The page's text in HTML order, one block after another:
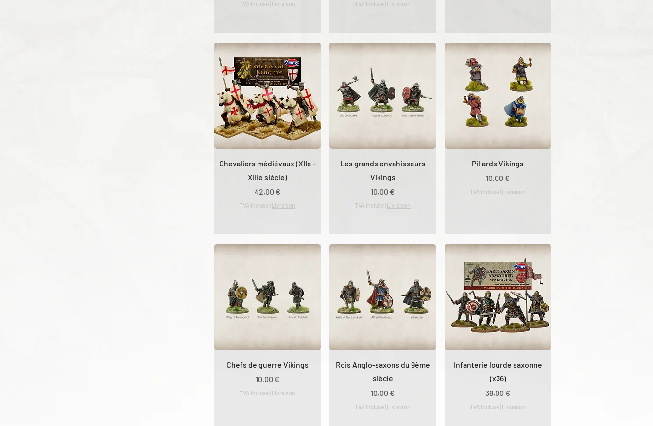
TVA Incluse Livraison TVA Incluse Livraison
Chevaliers médiévaux (XIIe -
XIIIe siècle)
Prix
42,00 €
TVA Incluse Livraison
Les grands envahisseurs
Vikings
Prix
10,00 €
TVA Incluse Livraison
Pillards Vikings
Prix
10,00 €
TVA Incluse Livraison
Chefs de guerre Vikings
Prix
10,00 €
TVA Incluse Livraison
Rois Anglo-saxons du 9ème
siècle
Prix
10,00 €
TVA Incluse Livraison
Infanterie lourde saxonne
(x36)
Prix
38,00 €
TVA Incluse Livraison